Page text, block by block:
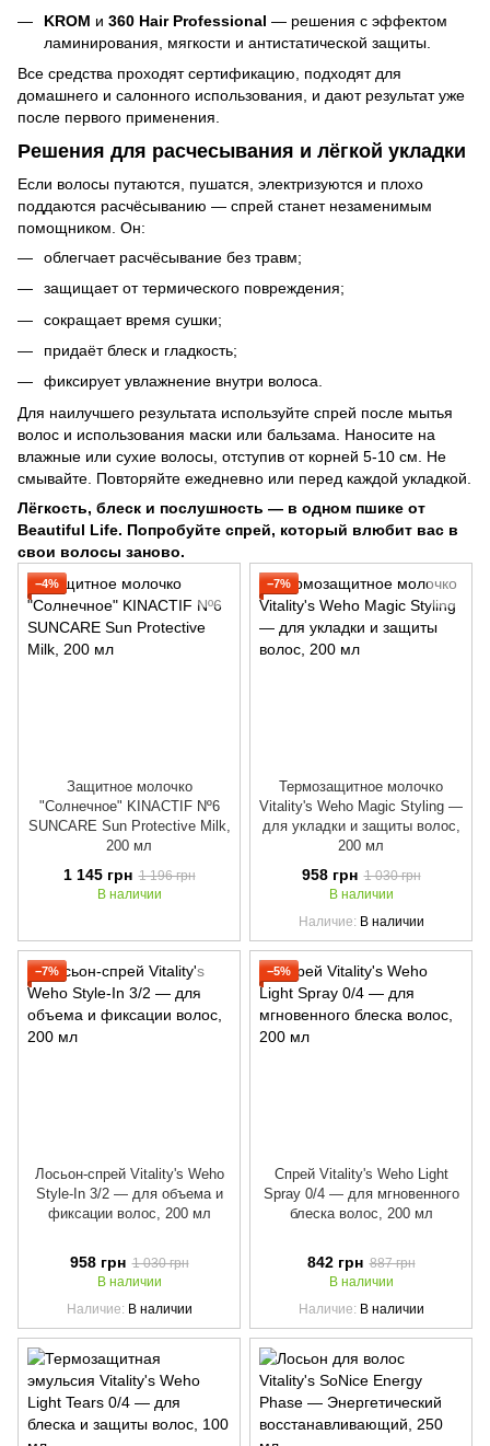
KROM и 360 Hair Professional — решения с эффектом
ламинирования, мягкости и антистатической защиты.
Все средства проходят сертификацию, подходят для
домашнего и салонного использования, и дают результат уже
после первого применения.
Решения для расчесывания и лёгкой укладки
Если волосы путаются, пушатся, электризуются и плохо
поддаются расчёсыванию — спрей станет незаменимым
помощником. Он:
облегчает расчёсывание без травм;
защищает от термического повреждения;
сокращает время сушки;
придаёт блеск и гладкость;
фиксирует увлажнение внутри волоса.
Для наилучшего результата используйте спрей после мытья
волос и использования маски или бальзама. Наносите на
влажные или сухие волосы, отступив от корней 5-10 см. Не
смывайте. Повторяйте ежедневно или перед каждой укладкой.
Лёгкость, блеск и послушность — в одном пшике от
Beautiful Life. Попробуйте спрей, который влюбит вас в
свои волосы заново.
−4%
Защитное молочко
"Солнечное" KINACTIF Nº6
SUNCARE Sun Protective Milk,
200 мл
1 145 грн 1 196 грн
В наличии
−7%
Термозащитное молочко
Vitality's Weho Magic Styling —
для укладки и защиты волос,
200 мл
958 грн 1 030 грн
В наличии
Наличие В наличии
−7%
Лосьон-спрей Vitality's Weho
Style-In 3/2 — для объема и
фиксации волос, 200 мл
958 грн 1 030 грн
В наличии
Наличие В наличии
−5%
Спрей Vitality's Weho Light
Spray 0/4 — для мгновенного
блеска волос, 200 мл
842 грн 887 грн
В наличии
Наличие В наличии